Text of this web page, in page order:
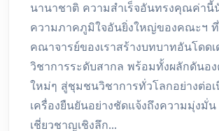
นานาชาติ ความสำเร็จอันทรงคุณค่านี้
ความภาคภูมิใจอันยิ่งใหญ่ของคณะฯ ที่
คณาจารย์ของเราสร้างบทบาทอันโดดเ
วิชาการระดับสากล พร้อมทั้งผลักดันอ
ใหม่ๆ สู่ชุมชนวิชาการทั่วโลกอย่างต่อเ
เครื่องยืนยันอย่างชัดแจ้งถึงความมุ่งมั่
เชี่ยวชาญเชิงลึก...